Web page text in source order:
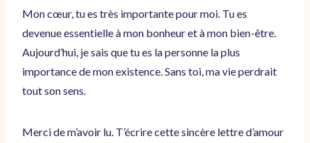
Mon cœur, tu es très importante pour moi. Tu es
devenue essentielle à mon bonheur et à mon bien-être.
Aujourd’hui, je sais que tu es la personne la plus
importance de mon existence. Sans toi, ma vie perdrait
tout son sens.
Merci de m’avoir lu. T’écrire cette sincère lettre d’amour